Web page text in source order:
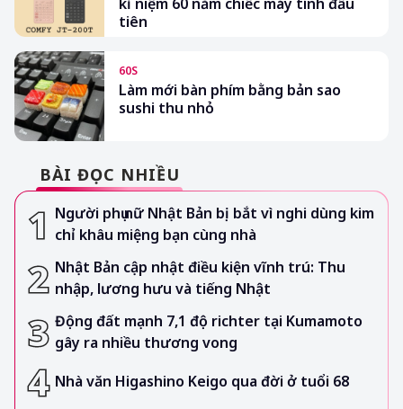
tiên
60S
Làm mới bàn phím bằng bản sao
sushi thu nhỏ
BÀI ĐỌC NHIỀU
Người phụ nữ Nhật Bản bị bắt vì nghi dùng kim
chỉ khâu miệng bạn cùng nhà
Nhật Bản cập nhật điều kiện vĩnh trú: Thu
nhập, lương hưu và tiếng Nhật
Động đất mạnh 7,1 độ richter tại Kumamoto
gây ra nhiều thương vong
Nhà văn Higashino Keigo qua đời ở tuổi 68